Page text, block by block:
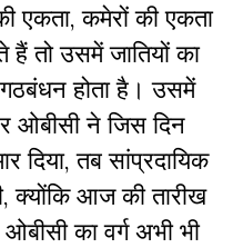
एकता, कमेरों की एकता
तो उसमें जातियों का
गठबंधन होता है। उसमें
ओबीसी ने जिस दिन
दिया, तब सांप्रदायिक
क्योंकि आज की तारीख
का वर्ग अभी भी